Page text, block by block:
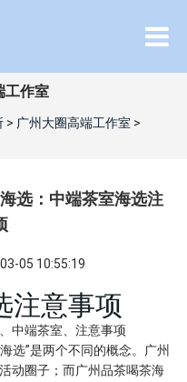
工作室
> 广州大圈高端工作室 >
选：中端茶室海选注
05 10:55:19
注意事项
中端茶室、注意事项
选”是两个不同的概念。广州
动圈子；而广州品茶喝茶海